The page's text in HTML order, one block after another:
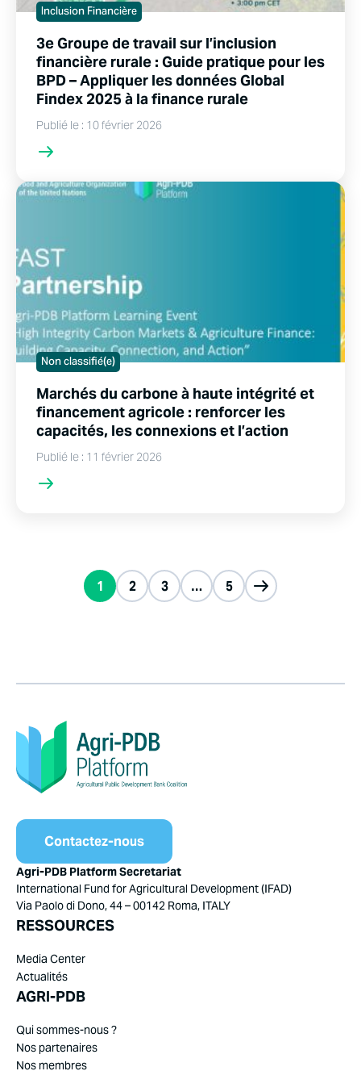
Inclusion Financière
3e Groupe de travail sur l’inclusion
financière rurale : Guide pratique pour les
BPD – Appliquer les données Global
Findex 2025 à la finance rurale
Publié le : 10 février 2026
Non classifié(e)
Marchés du carbone à haute intégrité et
financement agricole : renforcer les
capacités, les connexions et l’action
Publié le : 11 février 2026
1 2 3 … 5
Contactez-nous
Agri-PDB Platform Secretariat
International Fund for Agricultural Development (IFAD)
Via Paolo di Dono, 44 – 00142 Roma, ITALY
RESSOURCES
Media Center
Actualités
AGRI-PDB
Qui sommes-nous ?
Nos partenaires
Nos membres